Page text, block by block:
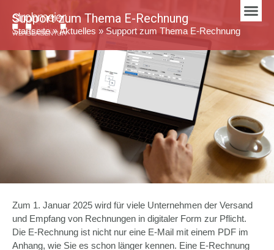
Support zum Thema E-Rechnung
Startseite»Aktuelles » Support zum Thema E-Rechnung
Zum 1. Januar 2025 wird für viele Unternehmen der Versand
und Empfang von Rechnungen in digitaler Form zur Pflicht.
Die E-Rechnung ist nicht nur eine E-Mail mit einem PDF im
Anhang, wie Sie es schon länger kennen. Eine E-Rechnung